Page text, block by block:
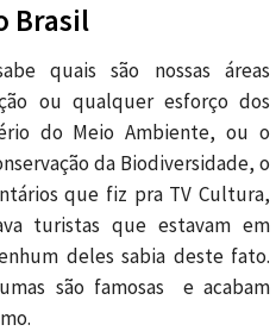
Brasil
quais são nossas áreas
ou qualquer esforço dos
do Meio Ambiente, ou o
da Biodiversidade, o
que fiz pra TV Cultura,
turistas que estavam em
deles sabia deste fato.
são famosas e acabam